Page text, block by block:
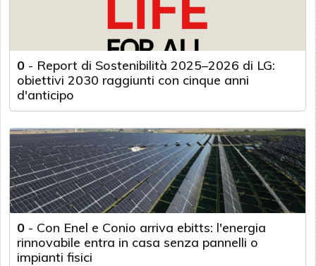
0 - Report di Sostenibilità 2025–2026 di LG:
obiettivi 2030 raggiunti con cinque anni
d'anticipo
0 - Con Enel e Conio arriva ebitts: l'energia
rinnovabile entra in casa senza pannelli o
impianti fisici